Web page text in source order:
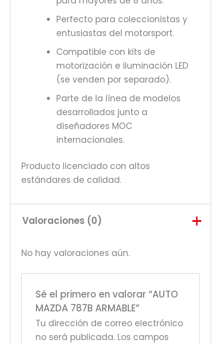
Perfecto para coleccionistas y
entusiastas del motorsport.
Compatible con kits de
motorización e iluminación LED
(se venden por separado).
Parte de la línea de modelos
desarrollados junto a
diseñadores MOC
internacionales.
Producto licenciado con altos
estándares de calidad.
Valoraciones (0)
No hay valoraciones aún.
Sé el primero en valorar “AUTO
MAZDA 787B ARMABLE”
Tu dirección de correo electrónico
no será publicada. Los campos